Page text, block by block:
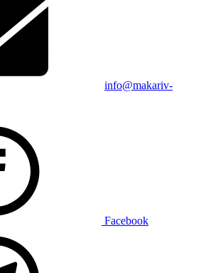
info@makariv-
Facebook